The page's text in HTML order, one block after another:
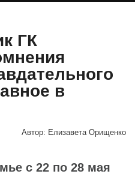
ГК
в
Автор: Елизавета Орищенко
с 22 по 28 мая